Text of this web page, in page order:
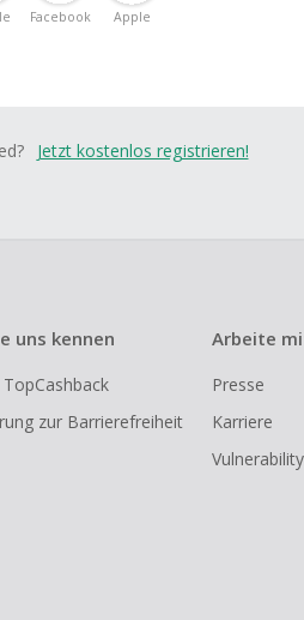
Facebook Apple
Jetzt kostenlos registrieren!
uns kennen
zur Barrierefreiheit
Arbeite
Presse
Karriere